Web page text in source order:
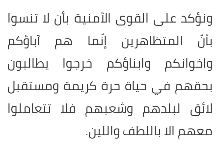
ونؤكد على القوى الأمنية بأن لا تنسوا
بأنّ المتظاهرين إنّما هم آباؤكم
واخوانكم وابناؤكم خرجوا يطالبون
بحقهم في حياة حرة كريمة ومستقبل
لائق لبلدهم وشعبهم فلا تتعاملوا
معهم الا باللطف واللين.